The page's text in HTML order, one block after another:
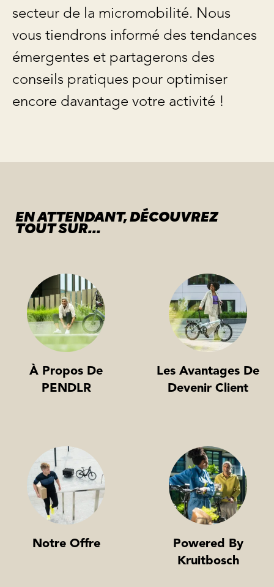
secteur de la micromobilité. Nous
vous tiendrons informé des tendances
émergentes et partagerons des
conseils pratiques pour optimiser
encore davantage votre activité !
EN ATTENDANT, DÉCOUVREZ
TOUT SUR...
À Propos De
PENDLR
Les Avantages De
Devenir Client
Notre Offre
Powered By
Kruitbosch